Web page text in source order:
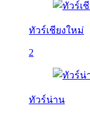
ทัวร์เชียงใหม่
2
ทัวร์น่าน